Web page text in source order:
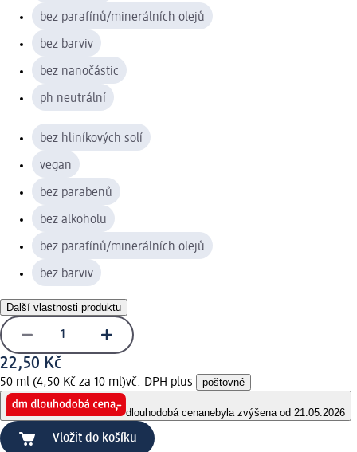
bez parafínů/minerálních olejů
bez barviv
bez nanočástic
ph neutrální
bez hliníkových solí
vegan
bez parabenů
bez alkoholu
bez parafínů/minerálních olejů
bez barviv
Další vlastnosti produktu
22,50 Kč
50 ml (4,50 Kč za 10 ml)vč. DPH plus poštovné
dlouhodobá cenanebyla zvýšena od 21.05.2026
Vložit do košíku